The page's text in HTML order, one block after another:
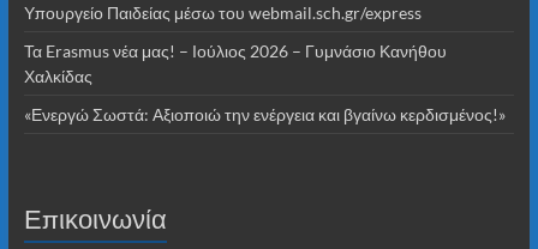
Υπουργείο Παιδείας μέσω του webmail.sch.gr/express
Τα Erasmus νέα μας! – Ιούλιος 2026 – Γυμνάσιο Κανήθου
Χαλκίδας
«Ενεργώ Σωστά: Αξιοποιώ την ενέργεια και βγαίνω κερδισμένος!»
Επικοινωνία